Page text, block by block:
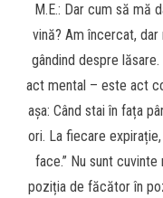
M.E.: Dar cum să mă
vină? Am încercat,
gândind despre
act mental – este act
așa: Când stai în fața
ori. La fiecare
face.” Nu sunt
poziția de făcător în